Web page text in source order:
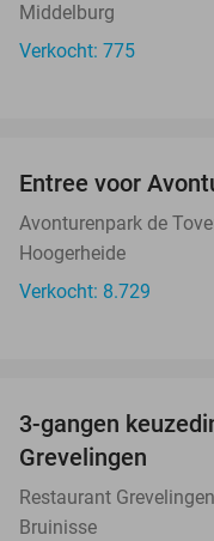
Middelburg
Verkocht: 775
Entree voor
Avonturenpark de
Hoogerheide
Verkocht: 8.729
3-gangen
Grevelingen
Restaurant Grevelingen
Bruinisse